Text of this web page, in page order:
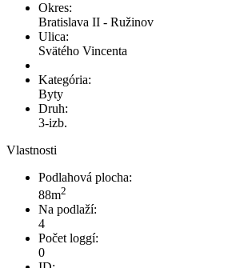
Okres:
Bratislava II - Ružinov
Ulica:
Svätého Vincenta
Kategória:
Byty
Druh:
3-izb.
Vlastnosti
Podlahová plocha:
88m2
Na podlaží:
4
Počet loggí:
0